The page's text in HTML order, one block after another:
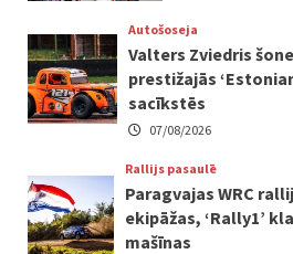
Autošoseja
Valters Zviedris
prestižajās
sacīkstēs
07/08/2026
Rallijs pasaulē
Paragvajas WRC
ekipāžas, ‘Rally1’
mašīnas